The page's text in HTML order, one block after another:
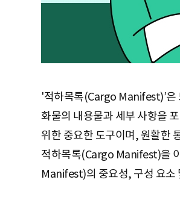
'적하목록(Cargo Manifest)’은
화물의 내용물과 세부 사항을
위한 중요한 도구이며, 원활한
적하목록(Cargo Manifest)을
Manifest)의 중요성, 구성 요소